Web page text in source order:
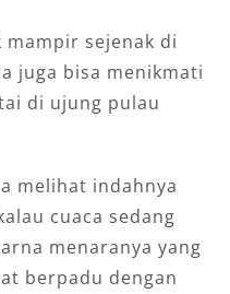
mampir sejenak di
juga bisa menikmati
di ujung pulau
melihat indahnya
cuaca sedang
menaranya yang
berpadu dengan